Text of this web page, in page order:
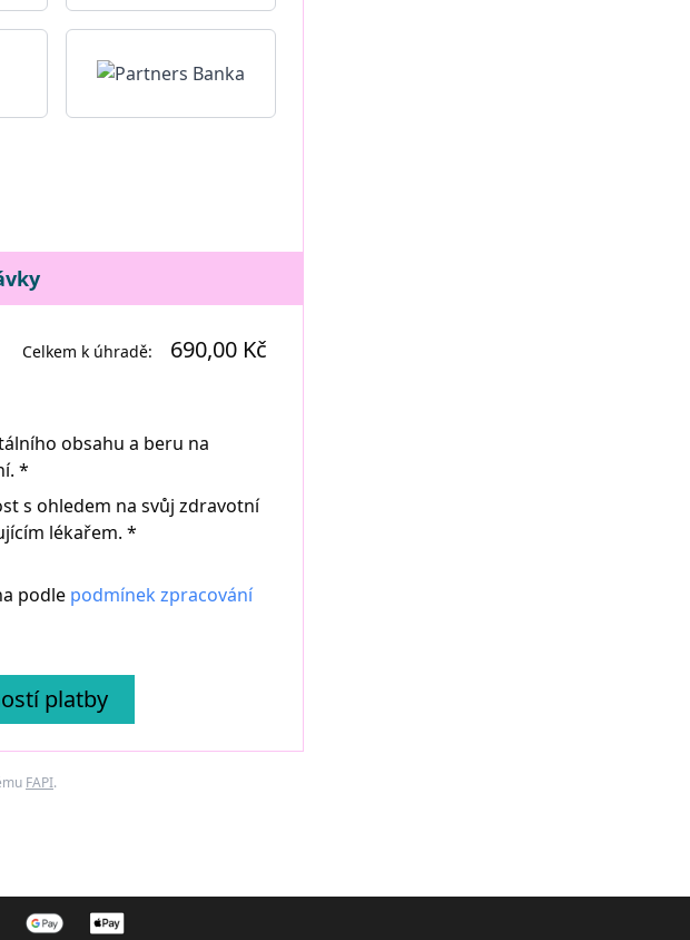
Celkem k úhradě: 690,00 Kč
obsahu a beru na
*
s ohledem na svůj zdravotní
lékařem. *
podle podmínek zpracování
platby
FAPI.